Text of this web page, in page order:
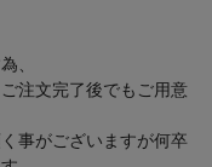
、
注文完了後でもご用意
事がございますが何卒